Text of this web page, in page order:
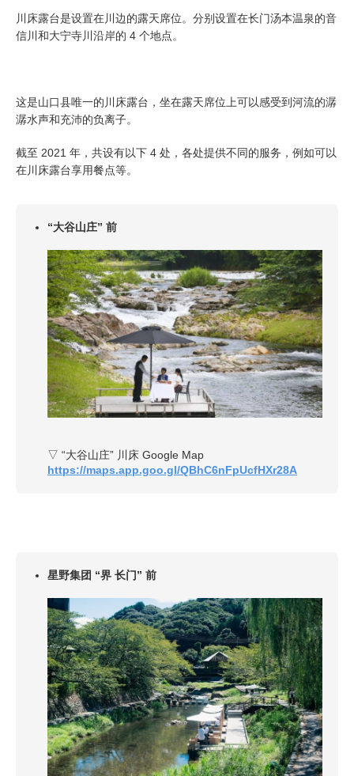
川床露台是设置在川边的露天席位。分别设置在长门汤本温泉的音
信川和大宁寺川沿岸的 4 个地点。
这是山口县唯一的川床露台，坐在露天席位上可以感受到河流的潺
潺水声和充沛的负离子。
截至 2021 年，共设有以下 4 处，各处提供不同的服务，例如可以
在川床露台享用餐点等。
“大谷山庄” 前
▽ “大谷山庄” 川床 Google Map
https://maps.app.goo.gl/QBhC6nFpUcfHXr28A
星野集团 “界 长门” 前